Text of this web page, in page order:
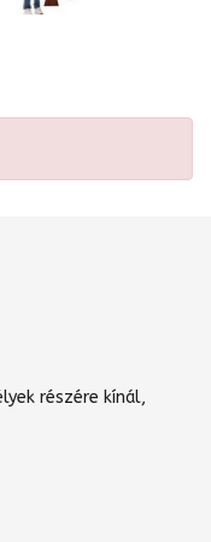
részére kínál,